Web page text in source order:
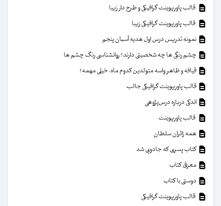
قالب پاورپوینت گرافیکی و طرح دار زیبا
قالب پاورپوینت گرافیکی زیبا
نمونه تدریس درس اول هدیه آسمان پنجم
چشم رنگی ها چه شخصیتی دارند؟ روانشناسی رنگ چشم ها
قیافه و ظاهر واسه متولدین کدوم ماه، خیلی مهمه؟
قالب پاورپوینت گرافیکی جالب
اندکی درباره درس‌پژوهی
قالب پاورپوینت
همه زائران سلطان
کتاب پسری که جادویی شد
معرفی کتاب
دوستی با کتاب
قالب پاورپوینت گرافیکی